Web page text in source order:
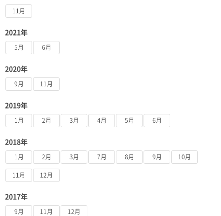
11月
2021年
5月 6月
2020年
9月 11月
2019年
1月 2月 3月 4月 5月 6月
2018年
1月 2月 3月 7月 8月 9月 10月
11月 12月
2017年
9月 11月 12月